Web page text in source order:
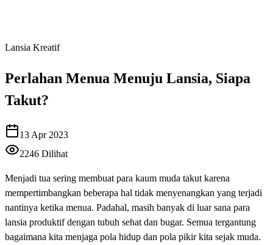
Lansia Kreatif
Perlahan Menua Menuju Lansia, Siapa
Takut?
13 Apr 2023
2246 Dilihat
Menjadi tua sering membuat para kaum muda takut karena
mempertimbangkan beberapa hal tidak menyenangkan yang terjadi
nantinya ketika menua. Padahal, masih banyak di luar sana para
lansia produktif dengan tubuh sehat dan bugar. Semua tergantung
bagaimana kita menjaga pola hidup dan pola pikir kita sejak muda.